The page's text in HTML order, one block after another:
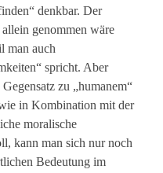
denkbar. Der
genommen wäre
man auch
spricht. Aber
zu „humanem“
in Kombination mit der
moralische
kann man sich nur noch
Bedeutung im